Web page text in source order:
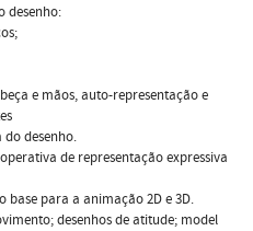
desenho:
e mãos, auto-representação e
desenho.
de representação expressiva
base para a animação 2D e 3D.
desenhos de atitude; model